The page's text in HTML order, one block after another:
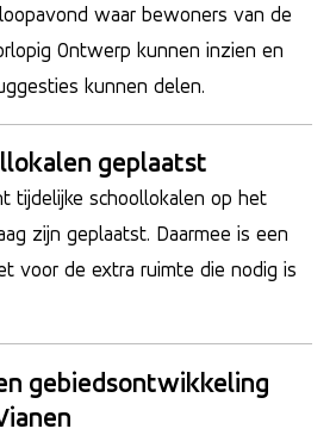
waar bewoners van de
Ontwerp kunnen inzien en
kunnen delen.
geplaatst
tijdelijke schoollokalen op het
zijn geplaatst. Daarmee is een
voor de extra ruimte die nodig is
gebiedsontwikkeling